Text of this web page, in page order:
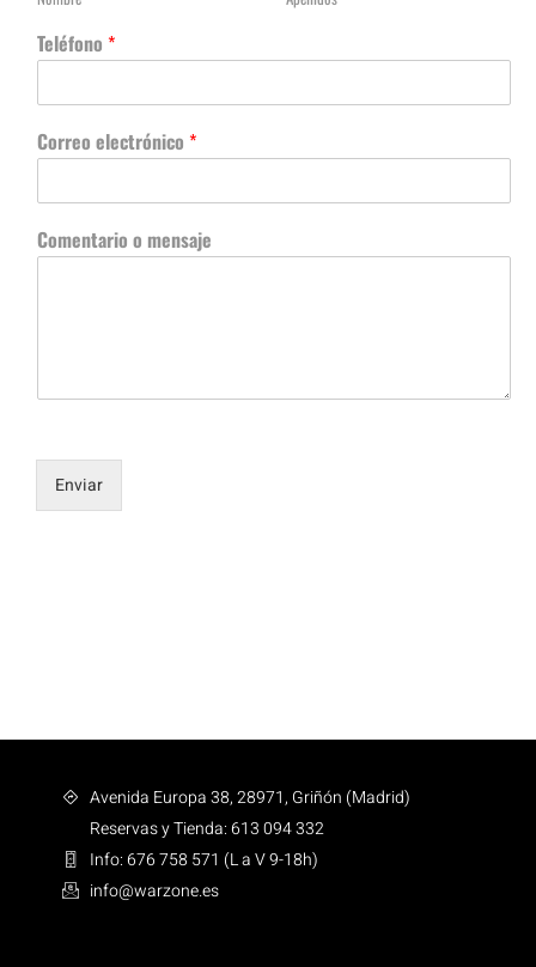
Teléfono *
Correo electrónico *
Comentario o mensaje
Enviar
Avenida Europa 38, 28971, Griñón (Madrid)
Reservas y Tienda: 613 094 332
Info: 676 758 571 (L a V 9-18h)
info@warzone.es